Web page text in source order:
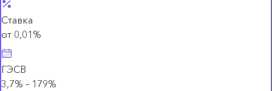
Ставка
от 0,01%
ГЭСВ
3,7% – 179%